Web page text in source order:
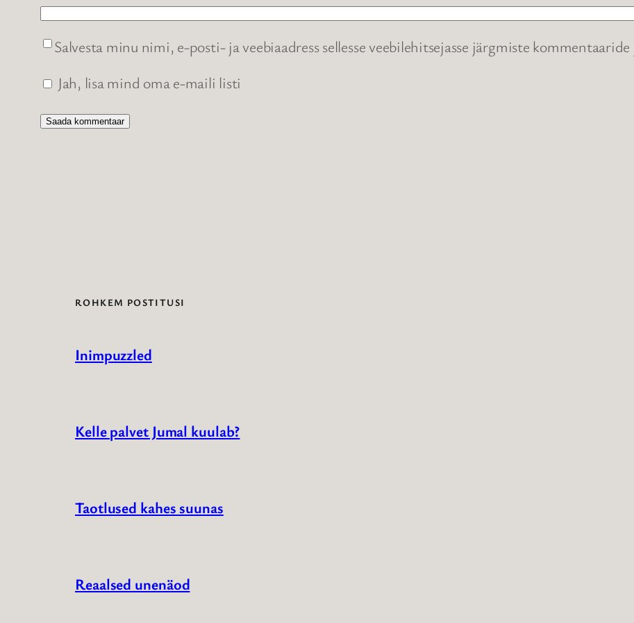
Salvesta minu nimi, e-posti- ja veebiaadress sellesse veebilehitsejasse järgmiste kommentaaride
Jah, lisa mind oma e-maili listi
ROHKEM POSTITUSI
Inimpuzzled
Kelle palvet Jumal kuulab?
Taotlused kahes suunas
Reaalsed unenäod